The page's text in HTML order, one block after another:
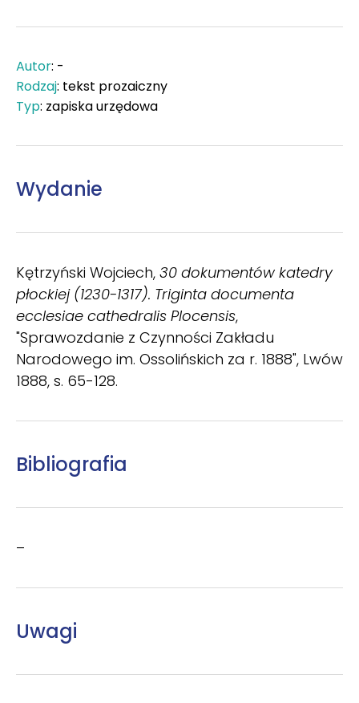
Autor: -
Rodzaj: tekst prozaiczny
Typ: zapiska urzędowa
Wydanie
Kętrzyński Wojciech, 30 dokumentów katedry
płockiej (1230-1317). Triginta documenta
ecclesiae cathedralis Plocensis,
"Sprawozdanie z Czynności Zakładu
Narodowego im. Ossolińskich za r. 1888", Lwów
1888, s. 65-128.
Bibliografia
–
Uwagi